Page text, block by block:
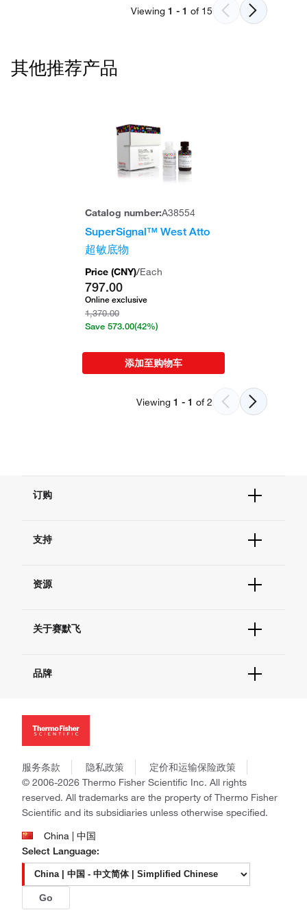
Viewing 1 - 1 of 15
其他推荐产品
Catalog number:A38554
SuperSignal™ West Atto
超敏底物
Price (CNY)/Each
797.00
Online exclusive
1,370.00
Save 573.00(42%)
添加至购物车
Viewing 1 - 1 of2
订购
订单状态查询
订单支持
现货供应中心
支持
联系我们 - 400 820 8982
查找文件&证书
资源
学习中心
促销
社交媒体
关于赛默飞
招聘
新闻
社会责任
商标
政策和通知
品牌
Applied Biosystems
Ion Torrent
Unity Lab Services
Patheon
服务条款 隐私政策
定价和运输保险政策
© 2006-2026 Thermo Fisher Scientific Inc. All rights
reserved. All trademarks are the property of Thermo Fisher
Scientific and its subsidiaries unless otherwise specified.
China | 中国
Select Language:
Go